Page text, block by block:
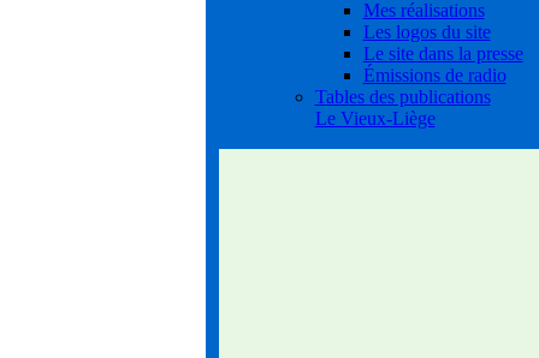
Mes réalisations
Les logos du site
Le site dans la presse
Émissions de radio
Tables des publications
Le Vieux-Liège